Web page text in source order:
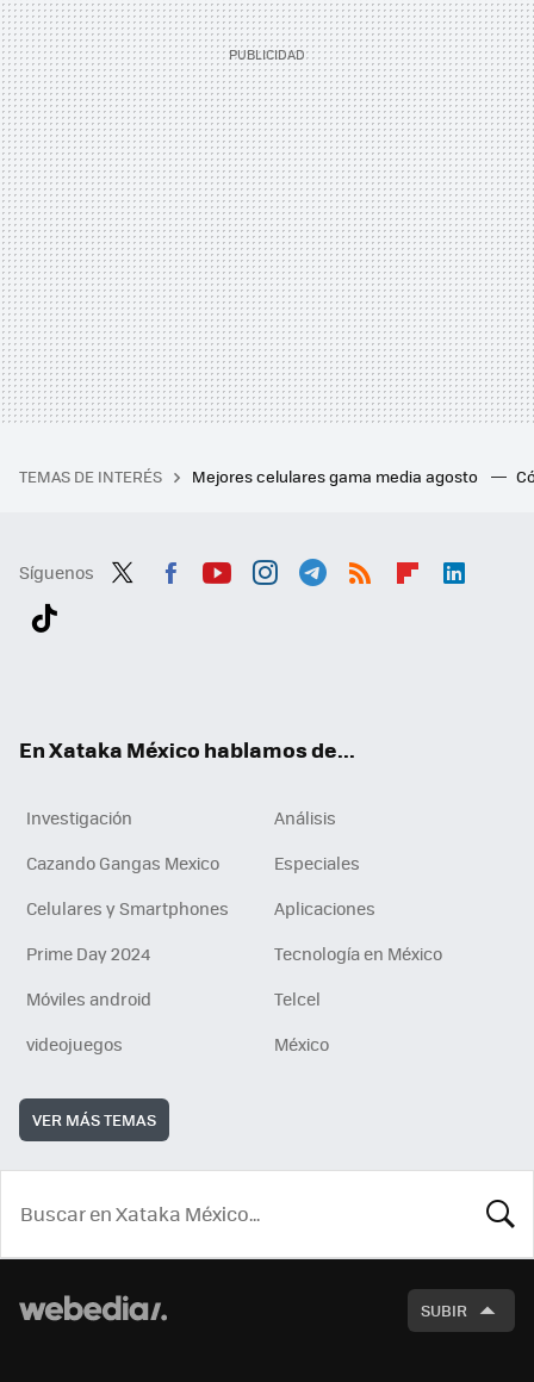
TEMAS DE INTERÉS Mejores celulares gama media agosto
Síguenos
En Xataka México hablamos de...
Investigación
Análisis
Cazando Gangas Mexico
Especiales
Celulares y Smartphones
Aplicaciones
Prime Day 2024
Tecnología en México
Móviles android
Telcel
videojuegos
México
VER MÁS TEMAS
SUBIR